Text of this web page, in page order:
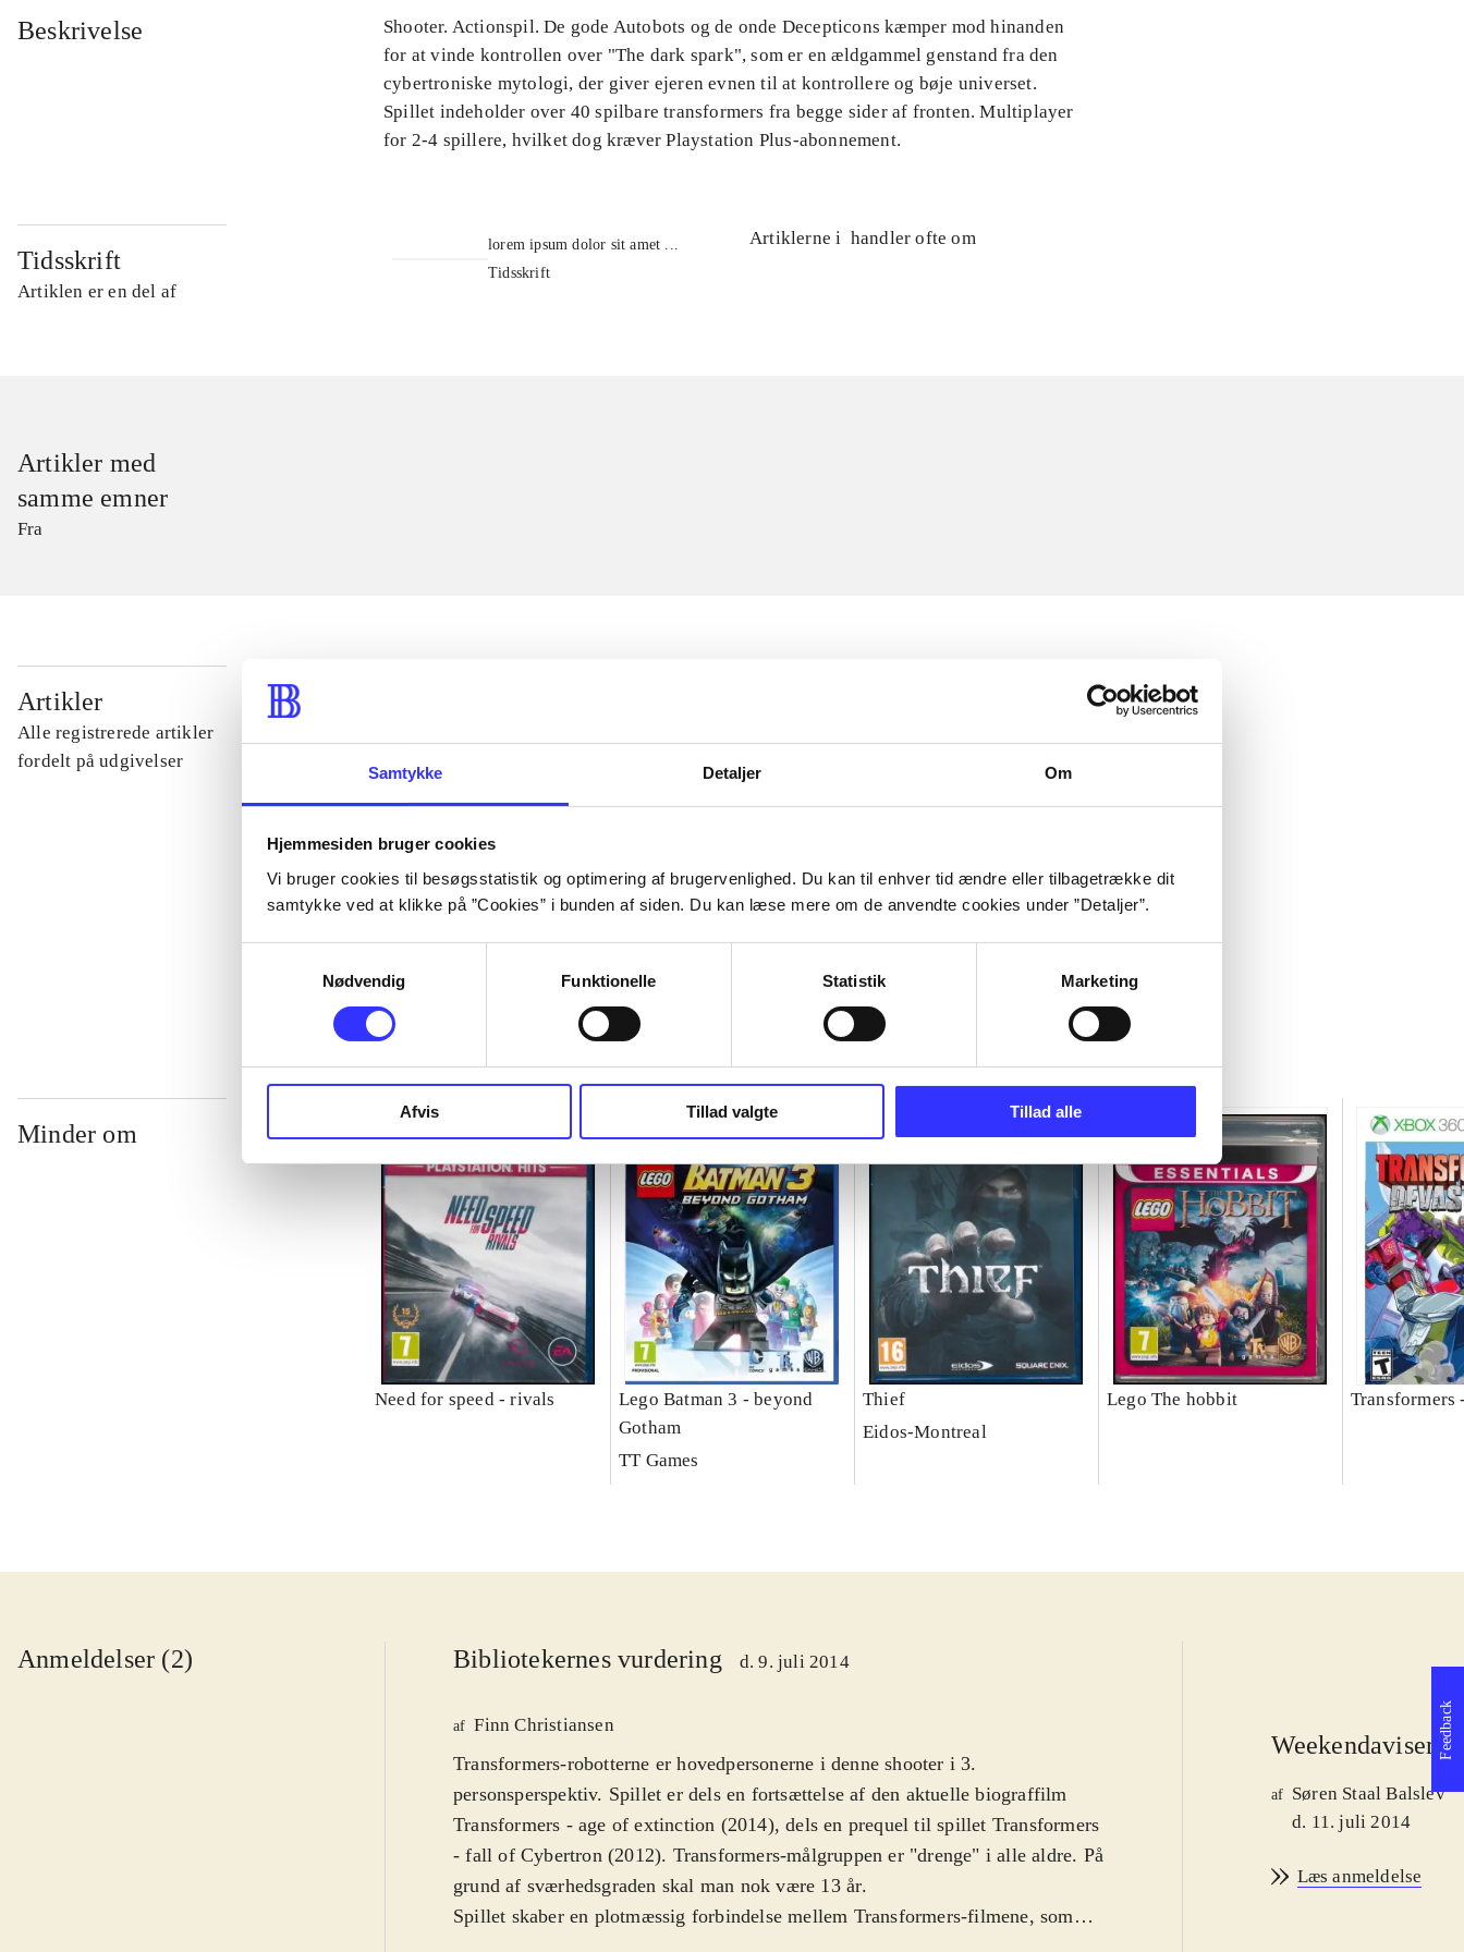
Samtykke Detaljer Om
Hjemmesiden bruger cookies
Vi bruger cookies til besøgsstatistik og optimering af brugervenlighed. Du kan til enhver tid ændre eller tilbagetrække dit
samtykke ved at klikke på ”Cookies” i bunden af siden. Du kan læse mere om de anvendte cookies under ”Detaljer”.
Nødvendig
Funktionelle Statistik Marketing
Afvis Tillad valgte Tillad alle
Beskrivelse
Shooter. Actionspil. De gode Autobots og de onde Decepticons kæmper mod hinanden
for at vinde kontrollen over "The dark spark", som er en ældgammel genstand fra den
cybertroniske mytologi, der giver ejeren evnen til at kontrollere og bøje universet.
Spillet indeholder over 40 spilbare transformers fra begge sider af fronten. Multiplayer
for 2-4 spillere, hvilket dog kræver Playstation Plus-abonnement.
Tidsskrift
Artiklen er en del af
lorem ipsum dolor sit amet ...
Tidsskrift
Artiklerne i handler ofte om
Artikler med
samme emner
Fra
Artikler
Alle registrerede artikler
fordelt på udgivelser
...
Minder om
Need for speed - rivals
Lego Batman 3 - beyond
Gotham
TT Games
Thief
Eidos-Montreal
Lego The hobbit Transformers
Anmeldelser (2) Bibliotekernes vurdering d. 9. juli 2014
af Finn Christiansen
Transformers-robotterne er hovedpersonerne i denne shooter i 3.
personsperspektiv. Spillet er dels en fortsættelse af den aktuelle biograffilm
Transformers - age of extinction (2014), dels en prequel til spillet Transformers
- fall of Cybertron (2012). Transformers-målgruppen er "drenge" i alle aldre. På
grund af sværhedsgraden skal man nok være 13 år.
Spillet skaber en plotmæssig forbindelse mellem Transformers-filmene, som
Weekendavisen
af
Søren Staal Balslev
d. 11. juli 2014
Læs anmeldelse
Feedback